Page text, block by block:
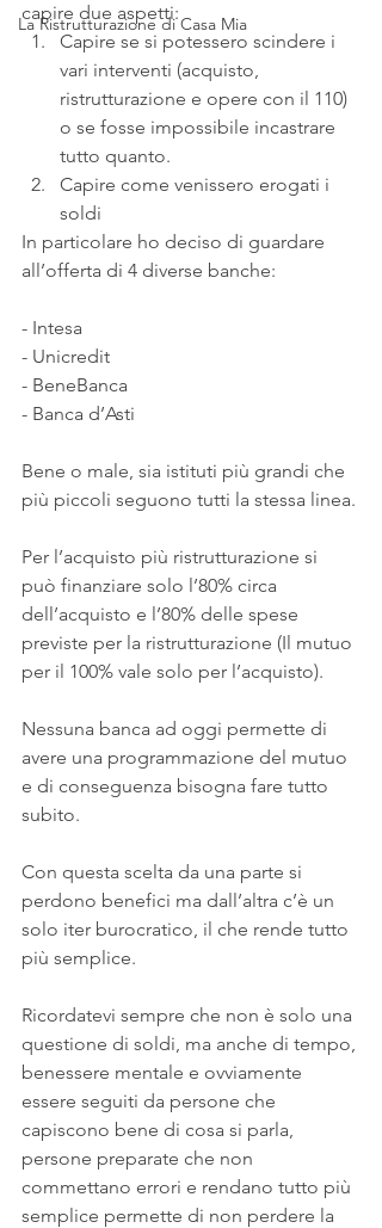
La Ristrutturazione di Casa Mia
capire due aspetti:
Capire se si potessero scindere i
vari interventi (acquisto,
ristrutturazione e opere con il 110)
o se fosse impossibile incastrare
tutto quanto.
Capire come venissero erogati i
soldi
In particolare ho deciso di guardare
all’offerta di 4 diverse banche:
- Intesa
- Unicredit
- BeneBanca
- Banca d’Asti
Bene o male, sia istituti più grandi che
più piccoli seguono tutti la stessa linea.
Per l’acquisto più ristrutturazione si
può finanziare solo l’80% circa
dell’acquisto e l’80% delle spese
previste per la ristrutturazione (Il mutuo
per il 100% vale solo per l’acquisto).
Nessuna banca ad oggi permette di
avere una programmazione del mutuo
e di conseguenza bisogna fare tutto
subito.
Con questa scelta da una parte si
perdono benefici ma dall’altra c’è un
solo iter burocratico, il che rende tutto
più semplice.
Ricordatevi sempre che non è solo una
questione di soldi, ma anche di tempo,
benessere mentale e ovviamente
essere seguiti da persone che
capiscono bene di cosa si parla,
persone preparate che non
commettano errori e rendano tutto più
semplice permette di non perdere la